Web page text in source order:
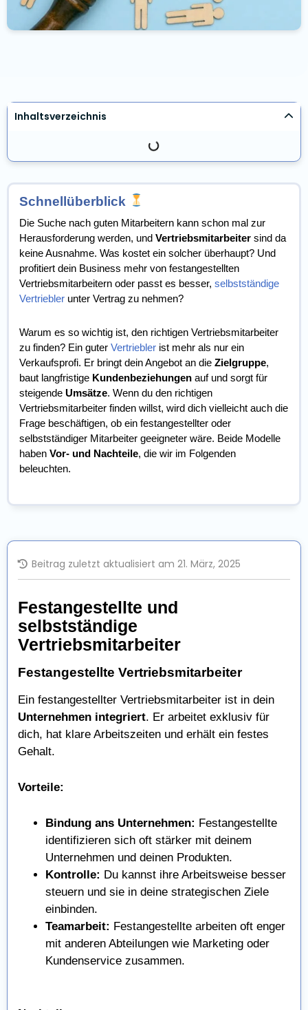
Schnellüberblick
Die Suche nach guten Mitarbeitern kann schon mal zur
Herausforderung werden, und Vertriebsmitarbeiter sind da
keine Ausnahme. Was kostet ein solcher überhaupt? Und
profitiert dein Business mehr von festangestellten
Vertriebsmitarbeitern oder passt es besser, selbstständige
Vertriebler unter Vertrag zu nehmen?
Warum es so wichtig ist, den richtigen Vertriebsmitarbeiter
zu finden? Ein guter Vertriebler ist mehr als nur ein
Verkaufsprofi. Er bringt dein Angebot an die Zielgruppe,
baut langfristige Kundenbeziehungen auf und sorgt für
steigende Umsätze. Wenn du den richtigen
Vertriebsmitarbeiter finden willst, wird dich vielleicht auch die
Frage beschäftigen, ob ein festangestellter oder
selbstständiger Mitarbeiter geeigneter wäre. Beide Modelle
haben Vor- und Nachteile, die wir im Folgenden
beleuchten.
Beitrag zuletzt aktualisiert am 21. März, 2025
Festangestellte und
selbstständige
Vertriebsmitarbeiter
Festangestellte Vertriebsmitarbeiter
Ein festangestellter Vertriebsmitarbeiter ist in dein
Unternehmen integriert. Er arbeitet exklusiv für
dich, hat klare Arbeitszeiten und erhält ein festes
Gehalt.
Vorteile:
Bindung ans Unternehmen: Festangestellte
identifizieren sich oft stärker mit deinem
Unternehmen und deinen Produkten.
Kontrolle: Du kannst ihre Arbeitsweise besser
steuern und sie in deine strategischen Ziele
einbinden.
Teamarbeit: Festangestellte arbeiten oft enger
mit anderen Abteilungen wie Marketing oder
Kundenservice zusammen.
Inhaltsverzeichnis